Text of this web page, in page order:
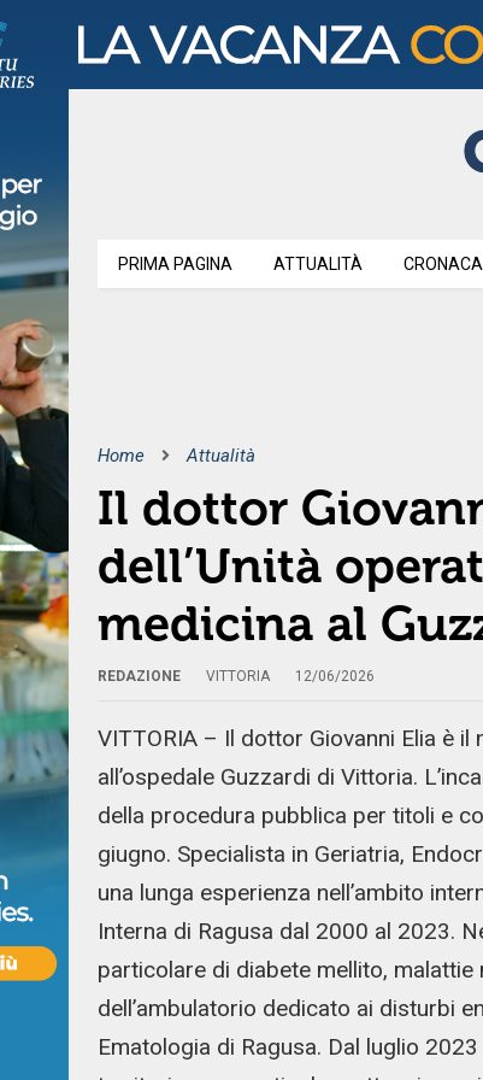
PRIMA PAGINA ATTUALITÀ CRONACA
Home Attualità
Il dottor
dell’Unità
medicina al
REDAZIONE VITTORIA 12/06/2026
VITTORIA – Il dottor Giovanni Elia è
all’ospedale Guzzardi di Vittoria.
della procedura pubblica per titoli e
giugno. Specialista in Geriatria,
una lunga esperienza nell’ambito
Interna di Ragusa dal 2000 al 2023.
particolare di diabete mellito,
dell’ambulatorio dedicato ai disturbi
Ematologia di Ragusa. Dal luglio